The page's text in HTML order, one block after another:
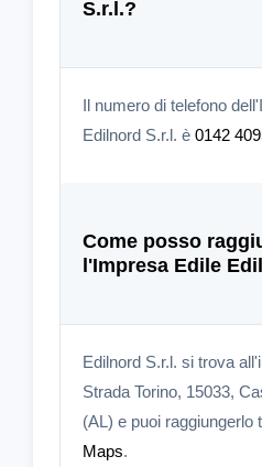
S.r.l.?
Il numero di telefono
Edilnord S.r.l. è 0142
Come posso
l'Impresa Edile
Edilnord S.r.l. si trova
Strada Torino, 15033,
(AL) e puoi raggiungerlo
Maps.